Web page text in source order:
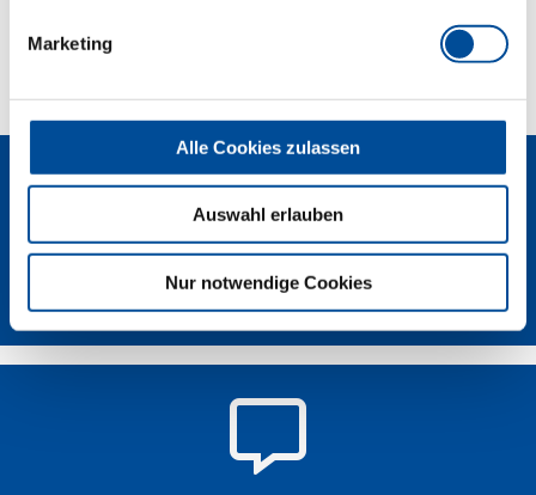
Marketing
Alle Cookies zulassen
Auswahl erlauben
Nur notwendige Cookies
Technische Eigenschaften
Newsletter